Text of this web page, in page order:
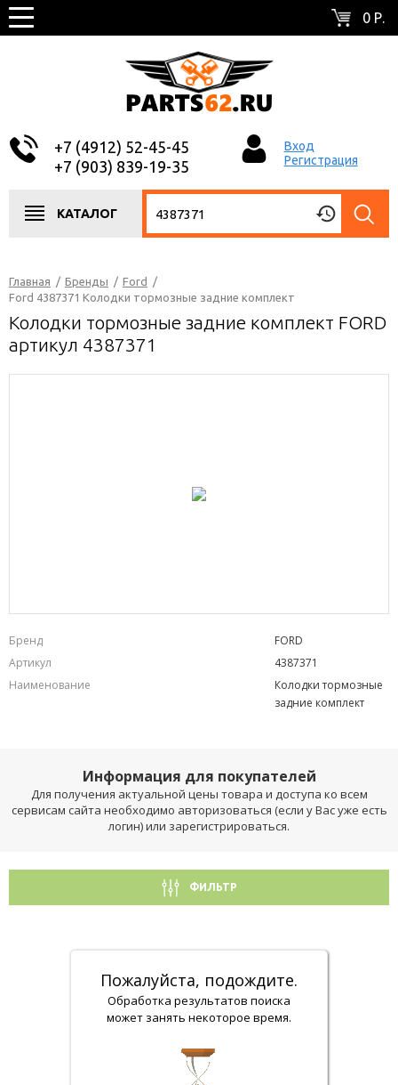
0 Р.
+7 (4912) 52-45-45
+7 (903) 839-19-35
Вход
Регистрация
КАТАЛОГ
Главная / Бренды / Ford
/
Ford 4387371 Колодки тормозные задние комплект
Колодки тормозные задние комплект FORD
артикул 4387371
Бренд
FORD
Артикул
4387371
Наименование
Колодки тормозные
задние комплект
Информация для покупателей
Для получения актуальной цены товара и доступа ко всем
сервисам сайта необходимо авторизоваться (если у Вас уже есть
логин) или зарегистрироваться.
ФИЛЬТР
Пожалуйста, подождите.
Обработка результатов поиска
может занять некоторое время.